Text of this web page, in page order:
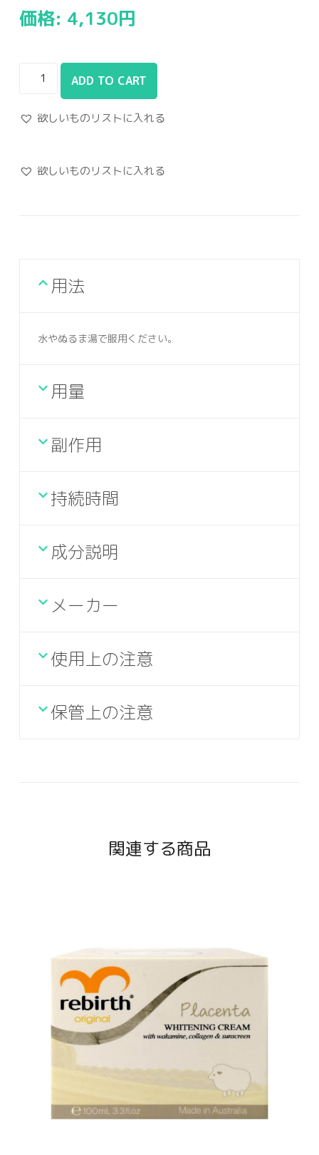
価格: 4,130円
ADD TO CART
欲しいものリストに入れる
欲しいものリストに入れる
用法
水やぬるま湯で服用ください。
用量
副作用
持続時間
成分説明
メーカー
使用上の注意
保管上の注意
関連する商品